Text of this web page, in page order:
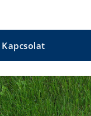
Kapcsolat